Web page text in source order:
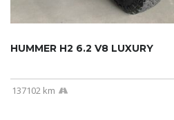
HUMMER H2 6.2 V8 LUXURY
137102 km